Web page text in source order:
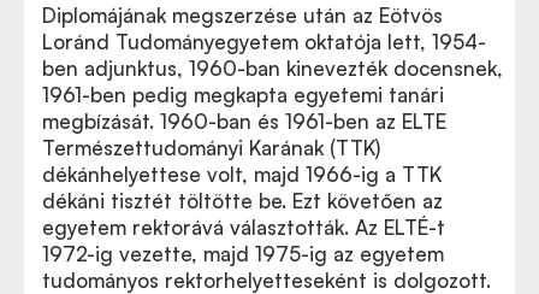
Diplomájának megszerzése után az Eötvös
Loránd Tudományegyetem oktatója lett, 1954-
ben adjunktus, 1960-ban kinevezték docensnek,
1961-ben pedig megkapta egyetemi tanári
megbízását. 1960-ban és 1961-ben az ELTE
Természettudományi Karának (TTK)
dékánhelyettese volt, majd 1966-ig a TTK
dékáni tisztét töltötte be. Ezt követően az
egyetem rektorává választották. Az ELTÉ-t
1972-ig vezette, majd 1975-ig az egyetem
tudományos rektorhelyetteseként is dolgozott.